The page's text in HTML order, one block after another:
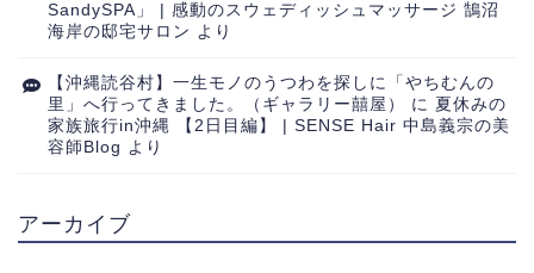
SandySPA」 | 感動のスウェディッシュマッサージ 鵠沼
海岸の邸宅サロン より
【沖縄読谷村】一生モノのうつわを探しに「やちむんの
里」へ行ってきました。（ギャラリー囍屋）
に 夏休みの
家族旅行in沖縄 【2日目編】 | SENSE Hair 中島義宗の美
容師Blog より
アーカイブ